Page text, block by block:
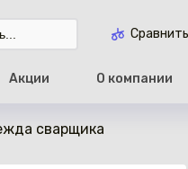
Акции О компании
сварщика